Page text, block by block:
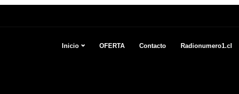
Inicio OFERTA Contacto Radionumero1.cl